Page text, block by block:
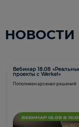
НОВОСТИ
Вебинар 18.08
проекты с Werkel»
Пополняем арсенал решений